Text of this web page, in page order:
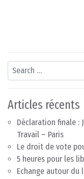
Search
Articles récents
Déclaration finale :
Travail – Paris
Le droit de vote
5 heures pour les
Echange autour du